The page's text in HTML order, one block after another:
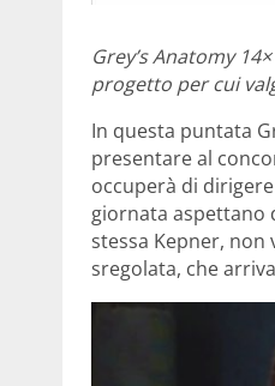
Grey’s Anatomy
progetto per cui
In questa puntata
presentare al
occuperà di
giornata aspettano
stessa Kepner,
sregolata, che